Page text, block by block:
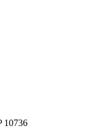
10736